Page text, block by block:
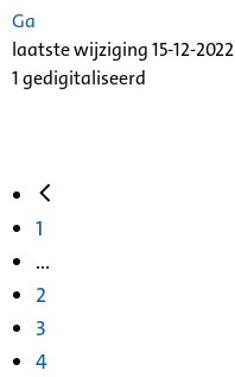
Ga
laatste wijziging 15-12-2022
1 gedigitaliseerd
1
...
2
3
4